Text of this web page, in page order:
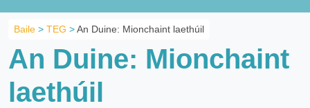
Baile > TEG >An Duine: Mionchaint laethúil
An Duine: Mionchaint
laethúil